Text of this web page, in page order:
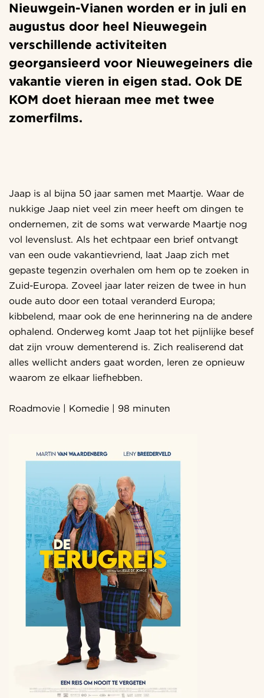
Nieuwgein-Vianen worden er in juli en
augustus door heel Nieuwegein
verschillende activiteiten
georgansieerd voor Nieuwegeiners die
vakantie vieren in eigen stad. Ook DE
KOM doet hieraan mee met twee
zomerfilms.
Jaap is al bijna 50 jaar samen met Maartje. Waar de
nukkige Jaap niet veel zin meer heeft om dingen te
ondernemen, zit de soms wat verwarde Maartje nog
vol levenslust. Als het echtpaar een brief ontvangt
van een oude vakantievriend, laat Jaap zich met
gepaste tegenzin overhalen om hem op te zoeken in
Zuid-Europa. Zoveel jaar later reizen de twee in hun
oude auto door een totaal veranderd Europa;
kibbelend, maar ook de ene herinnering na de andere
ophalend. Onderweg komt Jaap tot het pijnlijke besef
dat zijn vrouw dementerend is. Zich realiserend dat
alles wellicht anders gaat worden, leren ze opnieuw
waarom ze elkaar liefhebben.
Roadmovie | Komedie | 98 minuten